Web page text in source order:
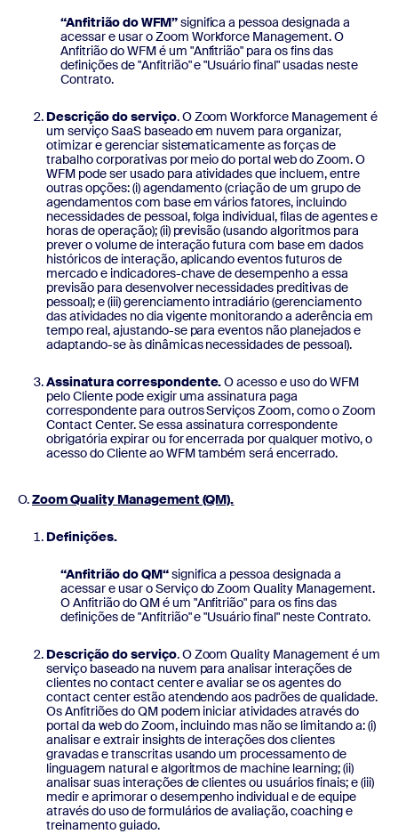
“Anfitrião do WFM”significa a pessoa designada a
acessar e usar o Zoom Workforce Management. O
Anfitrião do WFM é um "Anfitrião" para os fins das
definições de "Anfitrião" e "Usuário final" usadas neste
Contrato.
Descrição do serviço. O Zoom Workforce Management é
um serviço SaaS baseado em nuvem para organizar,
otimizar e gerenciar sistematicamente as forças de
trabalho corporativas por meio do portal web do Zoom. O
WFM pode ser usado para atividades que incluem, entre
outras opções: (i) agendamento (criação de um grupo de
agendamentos com base em vários fatores, incluindo
necessidades de pessoal, folga individual, filas de agentes e
horas de operação); (ii) previsão (usando algoritmos para
prever o volume de interação futura com base em dados
históricos de interação, aplicando eventos futuros de
mercado e indicadores-chave de desempenho a essa
previsão para desenvolver necessidades preditivas de
pessoal); e (iii) gerenciamento intradiário (gerenciamento
das atividades no dia vigente monitorando a aderência em
tempo real, ajustando-se para eventos não planejados e
adaptando-se às dinâmicas necessidades de pessoal).
Assinatura correspondente.O acesso e uso do WFM
pelo Cliente pode exigir uma assinatura paga
correspondente para outros Serviços Zoom, como o Zoom
Contact Center. Se essa assinatura correspondente
obrigatória expirar ou for encerrada por qualquer motivo, o
acesso do Cliente ao WFM também será encerrado.
Zoom Quality Management (QM).
Definições.
“Anfitrião do QM“significa a pessoa designada a
acessar e usar o Serviço do Zoom Quality Management.
O Anfitrião do QM é um "Anfitrião" para os fins das
definições de "Anfitrião" e "Usuário final" neste Contrato.
Descrição do serviço. O Zoom Quality Management é um
serviço baseado na nuvem para analisar interações de
clientes no contact center e avaliar se os agentes do
contact center estão atendendo aos padrões de qualidade.
Os Anfitriões do QM podem iniciar atividades através do
portal da web do Zoom, incluindo mas não se limitando a: (i)
analisar e extrair insights de interações dos clientes
gravadas e transcritas usando um processamento de
linguagem natural e algoritmos de machine learning; (ii)
analisar suas interações de clientes ou usuários finais; e (iii)
medir e aprimorar o desempenho individual e de equipe
através do uso de formulários de avaliação, coaching e
treinamento guiado.